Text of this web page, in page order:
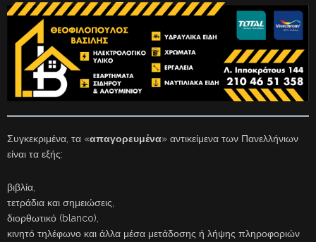
Συγκεκριμένα, τα «απαγορευμένα» αντικείμενα των Πανελλήνιων
είναι τα εξής:
βιβλία,
τετράδια και σημειώσεις,
διορθωτικό (blanco),
κινητό τηλέφωνο και άλλα μέσα μετάδοσης ή λήψης πληροφοριών